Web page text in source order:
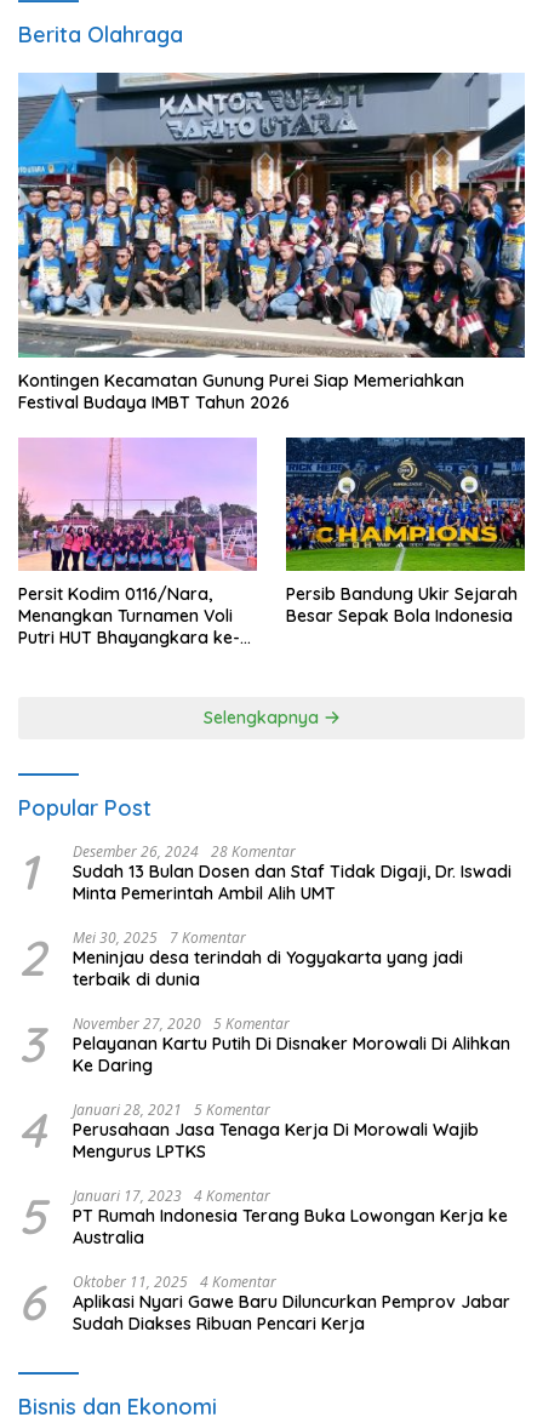
Berita Olahraga
Kontingen Kecamatan Gunung Purei Siap Memeriahkan
Festival Budaya IMBT Tahun 2026
Persit Kodim 0116/Nara,
Menangkan Turnamen Voli
Putri HUT Bhayangkara ke-
Persib Bandung Ukir Sejarah
Besar Sepak Bola Indonesia
Selengkapnya
Popular Post
1 Desember 26, 2024 28 Komentar
Sudah 13 Bulan Dosen dan Staf Tidak Digaji, Dr. Iswadi
Minta Pemerintah Ambil Alih UMT
2 Mei 30, 2025 7 Komentar
Meninjau desa terindah di Yogyakarta yang jadi
terbaik di dunia
3 November 27, 2020 5 Komentar
Pelayanan Kartu Putih Di Disnaker Morowali Di Alihkan
Ke Daring
4 Januari 28, 2021 5 Komentar
Perusahaan Jasa Tenaga Kerja Di Morowali Wajib
Mengurus LPTKS
5 Januari 17, 2023 4 Komentar
PT Rumah Indonesia Terang Buka Lowongan Kerja ke
Australia
6 Oktober 11, 2025 4 Komentar
Aplikasi Nyari Gawe Baru Diluncurkan Pemprov Jabar
Sudah Diakses Ribuan Pencari Kerja
Bisnis dan Ekonomi